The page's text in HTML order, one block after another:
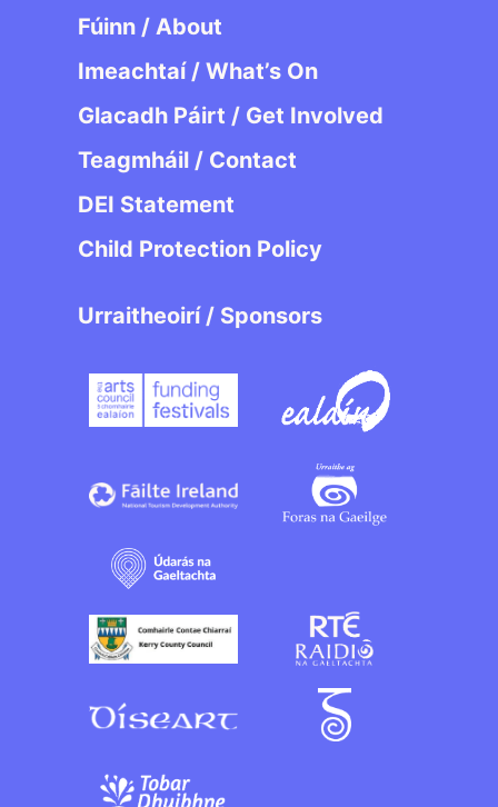
Fúinn / About
Imeachtaí / What’s On
Glacadh Páirt / Get Involved
Teagmháil / Contact
DEI Statement
Child Protection Policy
Urraitheoirí / Sponsors